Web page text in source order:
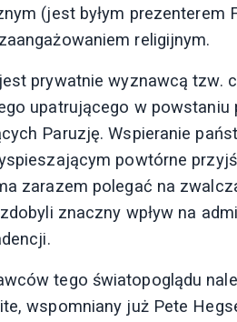
(jest byłym prezenterem
religijnym.
prywatnie wyznawcą tzw.
upatrującego w
Paruzję. Wspieranie
powtórne
zarazem polegać na
znaczny wpływ na
tego światopoglądu
wspomniany już Pete